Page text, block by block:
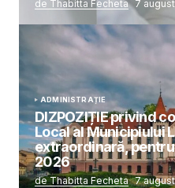
de Thabitta Fecheta 7
ADMINISTRAȚIE
DIZPOZIȚIE privind
Local al Municipiului
extraordinară, pentru
2026
de Thabitta Fecheta 7